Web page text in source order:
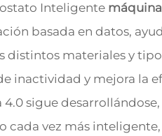
Inteligente
basada en datos,
distintos materiales y
inactividad y mejora la
4.0 sigue desarrollándose,
cada vez más